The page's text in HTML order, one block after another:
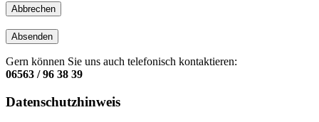
Abbrechen
Absenden
Gern können Sie uns auch telefonisch kontaktieren:
06563 / 96 38 39
Datenschutzhinweis